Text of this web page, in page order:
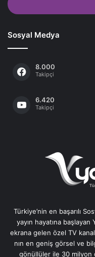
giriniz
Sosyal Medya
8.000
Takipçi
6.420
Takipçi
Türkiye’nin en başarılı
yayın hayatına başlayan
ekrana gelen özel TV
nın en geniş görsel ve
gönüllüler ile 30